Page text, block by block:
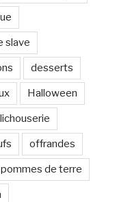
slave
desserts
Halloween
lichouserie
offrandes
pommes de terre